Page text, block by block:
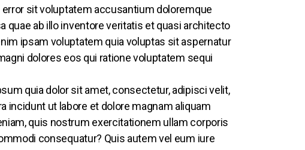
sit voluptatem accusantium doloremque
quae ab illo inventore veritatis et quasi architecto
ipsam voluptatem quia voluptas sit aspernatur
dolores eos qui ratione voluptatem sequi
quia dolor sit amet, consectetur, adipisci velit,
incidunt ut labore et dolore magnam aliquam
quis nostrum exercitationem ullam corporis
consequatur? Quis autem vel eum iure